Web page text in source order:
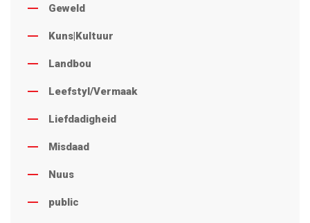
Geweld
Kuns|Kultuur
Landbou
Leefstyl/Vermaak
Liefdadigheid
Misdaad
Nuus
public